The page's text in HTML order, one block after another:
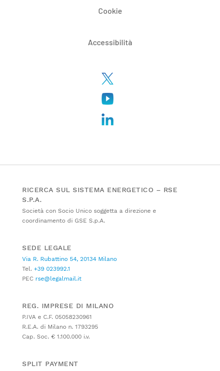
Cookie
Accessibilità
RICERCA SUL SISTEMA ENERGETICO – RSE
S.P.A.
Società con Socio Unico soggetta a direzione e
coordinamento di GSE S.p.A.
SEDE LEGALE
Via R. Rubattino 54, 20134 Milano
Tel. +39 023992.1
PEC rse@legalmail.it
REG. IMPRESE DI MILANO
P.IVA e C.F. 05058230961
R.E.A. di Milano n. 1793295
Cap. Soc. € 1.100.000 i.v.
SPLIT PAYMENT